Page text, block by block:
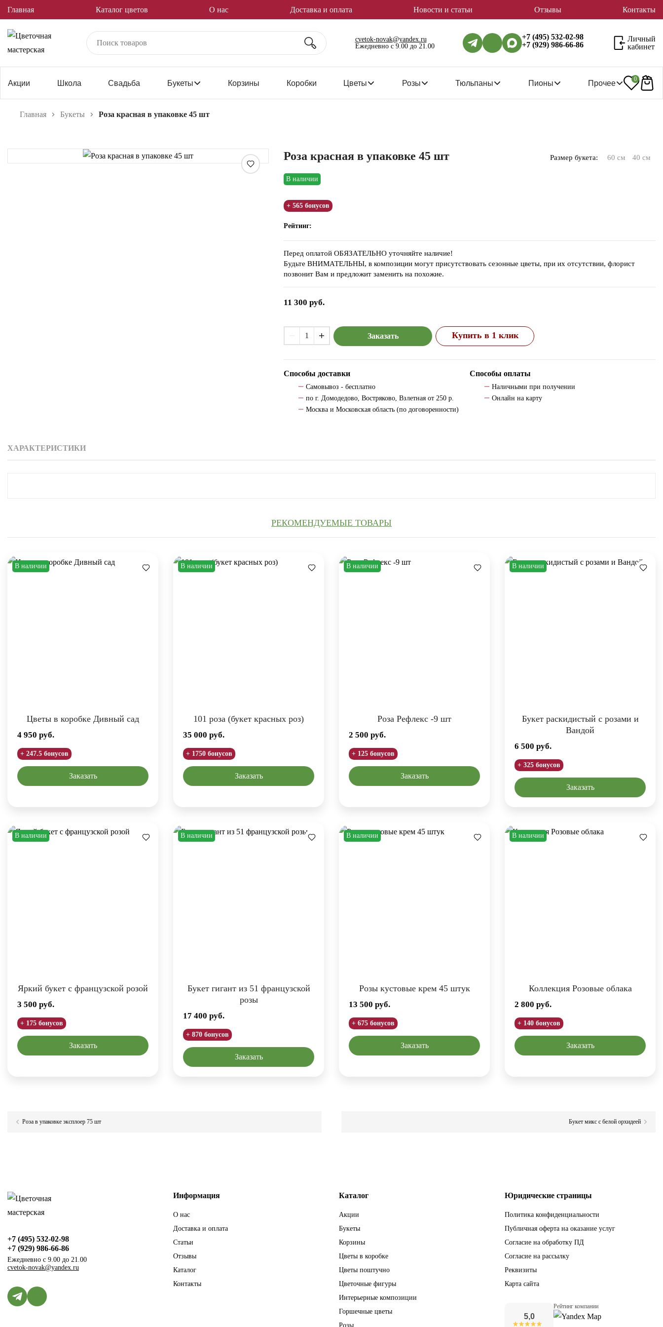
Главная Каталог цветов О нас Доставка и оплата Новости и статьи Отзывы Контакты
cvetok-novak@yandex.ru
Ежедневно с 9.00 до 21.00
+7 (495) 532-02-98
+7 (929) 986-66-86
Личный
кабинет
Акции Школа Свадьба Букеты Корзины Коробки Цветы Розы Тюльпаны Пионы Прочее 0
Главная Букеты Роза красная в упаковке 45 шт
Увеличить Размер букета: 60 см 40 см
Роза красная в упаковке 45 шт
В наличии
+ 565 бонусов
Рейтинг:
Перед оплатой ОБЯЗАТЕЛЬНО уточняйте наличие!
Будьте ВНИМАТЕЛЬНЫ, в композиции могут присутствовать сезонные цветы, при их отсутствии, флорист
позвонит Вам и предложит заменить на похожие.
11 300 руб.
Заказать Купить в 1 клик
Способы доставки
Самовывоз - бесплатно
по г. Домодедово, Востряково, Взлетная от 250 р.
Москва и Московская область (по договоренности)
Способы оплаты
Наличными при получении
Онлайн на карту
ХАРАКТЕРИСТИКИ
Роза в упаковке эксплоер 75 шт Букет микс с белой орхидеей
РЕКОМЕНДУЕМЫЕ ТОВАРЫ
В наличии
Цветы в коробке Дивный сад
4 950 руб.
+ 247.5 бонусов
Заказать
В наличии
101 роза (букет красных роз)
35 000 руб.
+ 1750 бонусов
Заказать
В наличии
Роза Рефлекс -9 шт
2 500 руб.
+ 125 бонусов
Заказать
В наличии
Букет раскидистый с розами и
Вандой
6 500 руб.
+ 325 бонусов
Заказать
В наличии
Яркий букет с французской розой
3 500 руб.
+ 175 бонусов
Заказать
В наличии
Букет гигант из 51 французской
розы
17 400 руб.
+ 870 бонусов
Заказать
В наличии
Розы кустовые крем 45 штук
13 500 руб.
+ 675 бонусов
Заказать
В наличии
Коллекция Розовые облака
2 800 руб.
+ 140 бонусов
Заказать
+7 (495) 532-02-98
+7 (929) 986-66-86
Ежедневно с 9.00 до 21.00
cvetok-novak@yandex.ru
Информация
О нас
Доставка и оплата
Статьи
Отзывы
Каталог
Контакты
Каталог
Акции
Букеты
Корзины
Цветы в коробке
Цветы поштучно
Цветочные фигуры
Интерьерные композиции
Горшечные цветы
Розы
Юридические страницы
Политика конфиденциальности
Публичная оферта на оказание услуг
Согласие на обработку ПД
Согласие на рассылку
Реквизиты
Карта сайта
5,0
Рейтинг компании